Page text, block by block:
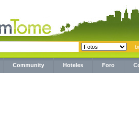
Community Hoteles Foro